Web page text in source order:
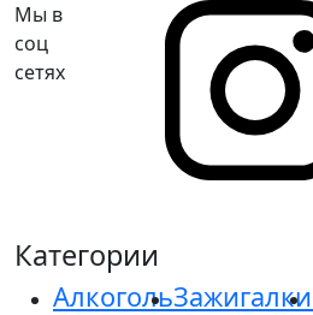
Мы в
соц
сетях
Категории
АлкогольЗажигалки